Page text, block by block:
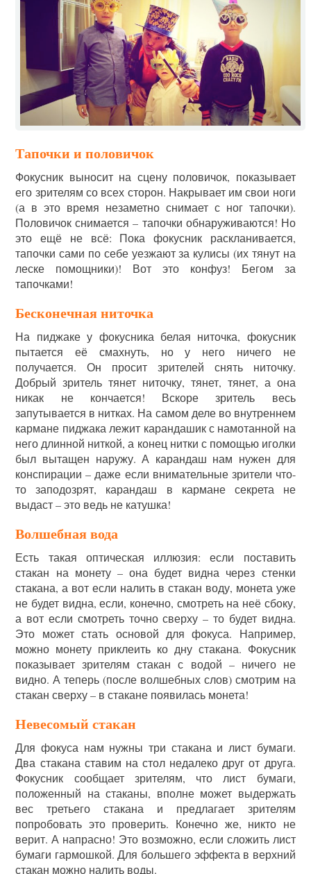
Тапочки и половичок
Фокусник выносит на сцену половичок, показывает
его зрителям со всех сторон. Накрывает им свои ноги
(а в это время незаметно снимает с ног тапочки).
Половичок снимается – тапочки обнаруживаются! Но
это ещё не всё: Пока фокусник раскланивается,
тапочки сами по себе уезжают за кулисы (их тянут на
леске помощники)! Вот это конфуз! Бегом за
тапочками!
Бесконечная ниточка
На пиджаке у фокусника белая ниточка, фокусник
пытается её смахнуть, но у него ничего не
получается. Он просит зрителей снять ниточку.
Добрый зритель тянет ниточку, тянет, тянет, а она
никак не кончается! Вскоре зритель весь
запутывается в нитках. На самом деле во внутреннем
кармане пиджака лежит карандашик с намотанной на
него длинной ниткой, а конец нитки с помощью иголки
был вытащен наружу. А карандаш нам нужен для
конспирации – даже если внимательные зрители что-
то заподозрят, карандаш в кармане секрета не
выдаст – это ведь не катушка!
Волшебная вода
Есть такая оптическая иллюзия: если поставить
стакан на монету – она будет видна через стенки
стакана, а вот если налить в стакан воду, монета уже
не будет видна, если, конечно, смотреть на неё сбоку,
а вот если смотреть точно сверху – то будет видна.
Это может стать основой для фокуса. Например,
можно монету приклеить ко дну стакана. Фокусник
показывает зрителям стакан с водой – ничего не
видно. А теперь (после волшебных слов) смотрим на
стакан сверху – в стакане появилась монета!
Невесомый стакан
Для фокуса нам нужны три стакана и лист бумаги.
Два стакана ставим на стол недалеко друг от друга.
Фокусник сообщает зрителям, что лист бумаги,
положенный на стаканы, вполне может выдержать
вес третьего стакана и предлагает зрителям
попробовать это проверить. Конечно же, никто не
верит. А напрасно! Это возможно, если сложить лист
бумаги гармошкой. Для большего эффекта в верхний
стакан можно налить воды.